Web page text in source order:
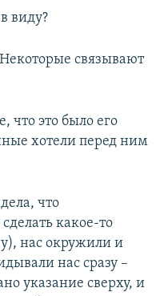
виду?
связывают
что это было его
хотели перед ним
что
какое-то
нас окружили и
нас сразу –
указание сверху, и